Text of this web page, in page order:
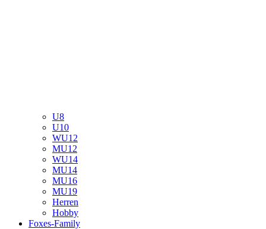
U8
U10
WU12
MU12
WU14
MU14
MU16
MU19
Herren
Hobby
Foxes-Family